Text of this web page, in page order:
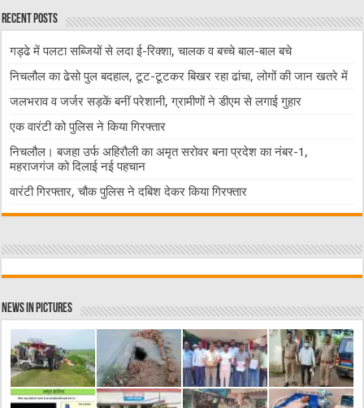
Recent Posts
गड्ढे में पलटा सब्जियों से लदा ई-रिक्शा, चालक व बच्चे बाल-बाल बचे
निचलौल का ढेसो पुल बदहाल, टूट-टूटकर बिखर रहा ढांचा, लोगों की जान खतरे में
जलभराव व जर्जर सड़कें बनीं परेशानी, ग्रामीणों ने डीएम से लगाई गुहार
एक वारंटी को पुलिस ने किया गिरफ्तार
निचलौल। बजहा उर्फ अहिरौली का अमृत सरोवर बना प्रदेश का नंबर-1,
महराजगंज को दिलाई नई पहचान
वारंटी गिरफ्तार, चौक पुलिस ने दबिश देकर किया गिरफ्तार
News in Pictures